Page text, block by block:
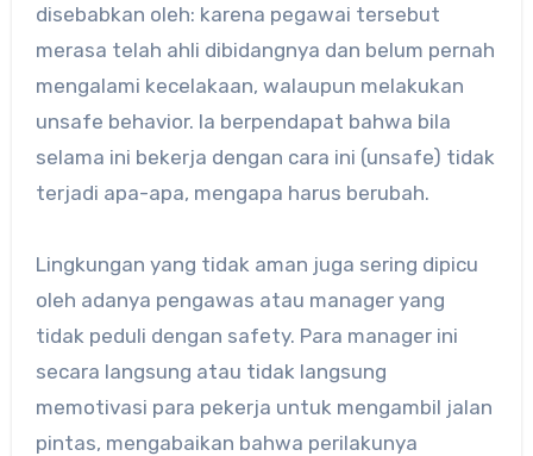
disebabkan oleh: karena pegawai tersebut
merasa telah ahli dibidangnya dan belum pernah
mengalami kecelakaan, walaupun melakukan
unsafe behavior. Ia berpendapat bahwa bila
selama ini bekerja dengan cara ini (unsafe) tidak
terjadi apa-apa, mengapa harus berubah.
Lingkungan yang tidak aman juga sering dipicu
oleh adanya pengawas atau manager yang
tidak peduli dengan safety. Para manager ini
secara langsung atau tidak langsung
memotivasi para pekerja untuk mengambil jalan
pintas, mengabaikan bahwa perilakunya